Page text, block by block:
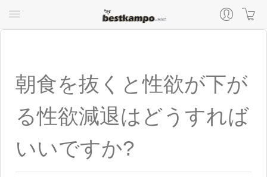
朝食を抜くと性欲が下が
る性欲減退はどうすれば
いいですか?